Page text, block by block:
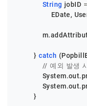
String jobID =
EDate,
        }
catch
// 예외 발생
        }